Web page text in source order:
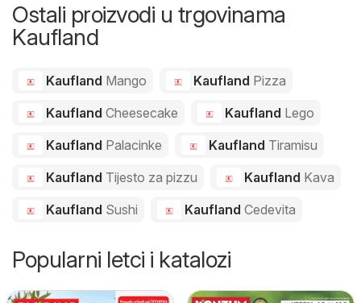
Ostali proizvodi u trgovinama
Kaufland
Kaufland Mango Kaufland Pizza
Kaufland Cheesecake Kaufland Lego
Kaufland Palacinke Kaufland Tiramisu
Kaufland Tijesto za pizzu Kaufland Kava
Kaufland Sushi Kaufland Cedevita
Popularni letci i katalozi